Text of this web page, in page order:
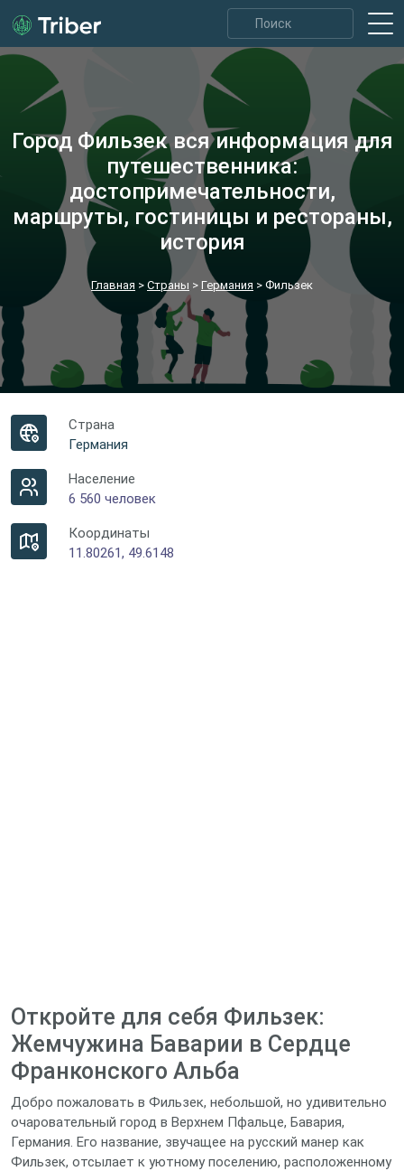
Город Фильзек вся информация для
путешественника:
достопримечательности,
маршруты, гостиницы и рестораны,
история
Главная > Страны > Германия > Фильзек
Страна
Германия
Население
6 560 человек
Координаты
11.80261, 49.6148
Откройте для себя Фильзек:
Жемчужина Баварии в Сердце
Франконского Альба
Добро пожаловать в Фильзек, небольшой, но удивительно
очаровательный город в Верхнем Пфальце, Бавария,
Германия. Его название, звучащее на русский манер как
Фильзек, отсылает к уютному поселению, расположенному